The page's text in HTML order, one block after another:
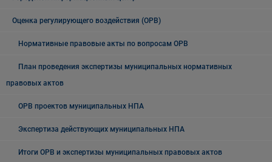
Оценка регулирующего воздействия (ОРВ)
Нормативные правовые акты по вопросам ОРВ
План проведения экспертизы муниципальных нормативных
правовых актов
ОРВ проектов муниципальных НПА
Экспертиза действующих муниципальных НПА
Итоги ОРВ и экспертизы муниципальных правовых актов